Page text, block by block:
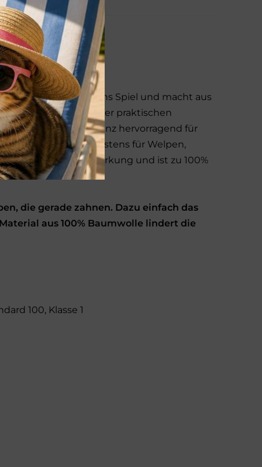
Abwechslung ins Spiel und macht aus
Spielobjekt. Dank der praktischen
Bringspiel auch ganz hervorragend für
ist auch bestens für Welpen,
zahnpflegende Wirkung und ist zu 100%
die gerade zahnen. Dazu einfach das
aus 100% Baumwolle lindert die
100, Klasse 1